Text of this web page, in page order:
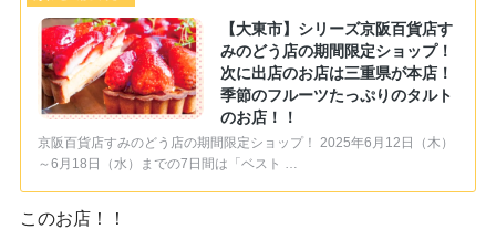
【大東市】シリーズ京阪百貨店す
みのどう店の期間限定ショップ！
次に出店のお店は三重県が本店！
季節のフルーツたっぷりのタルト
のお店！！
京阪百貨店すみのどう店の期間限定ショップ！ 2025年6月12日（木）
～6月18日（水）までの7日間は「ベスト …
このお店！！